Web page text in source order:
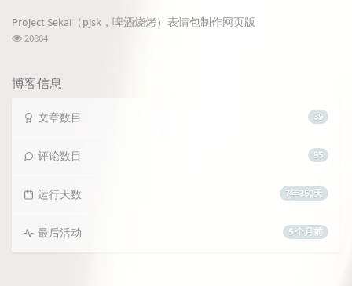
次
数:
Project Sekai（pjsk，啤酒烧烤）表情包制作网页版
浏
数:
20864
博客信息
39
文章数目
95
评论数目
7年350天
运行天数
5 个月前
最后活动